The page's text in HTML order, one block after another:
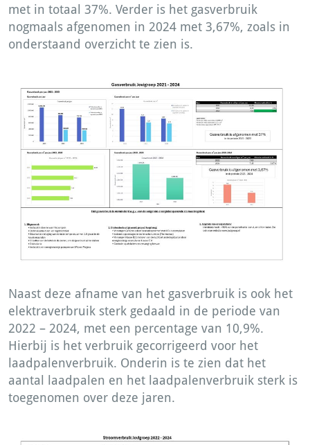
met in totaal 37%. Verder is het gasverbruik
nogmaals afgenomen in 2024 met 3,67%, zoals in
onderstaand overzicht te zien is.
Naast deze afname van het gasverbruik is ook het
elektraverbruik sterk gedaald in de periode van
2022 – 2024, met een percentage van 10,9%.
Hierbij is het verbruik gecorrigeerd voor het
laadpalenverbruik. Onderin is te zien dat het
aantal laadpalen en het laadpalenverbruik sterk is
toegenomen over deze jaren.